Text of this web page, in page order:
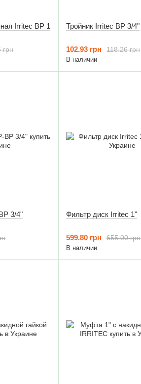
Irritec ВР 1
грн
Тройник Irritec ВР 3/4"
118.26 грн
102.93 грн
В наличии
Колено Irritec НР-ВР 3/4" Фильтр диск Irritec 1"
655.00 грн
599.80 грн
В наличии